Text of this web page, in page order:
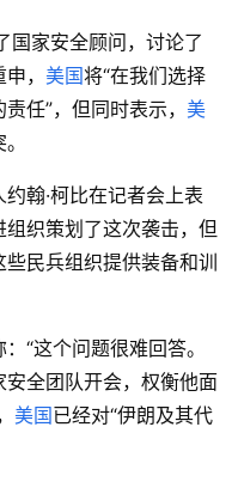
国家安全顾问，讨论了
， 美国将“在我们选择
任”，但同时表示， 美
翰·柯比在记者会上表
织策划了这次袭击，但
民兵组织提供装备和训
“这个问题很难回答。
全团队开会，权衡他面
美国已经对“伊朗及其代